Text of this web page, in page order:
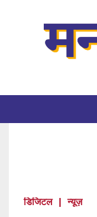
डिजिटल | न्यूज़